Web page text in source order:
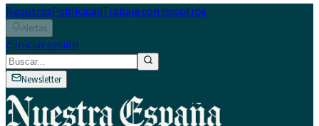
NosotrosPublicidadTrabaja con nosotros
Alertas
Iniciar sesión
Newsletter